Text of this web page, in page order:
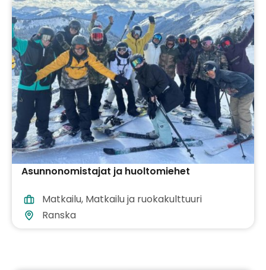
Asunnonomistajat ja huoltomiehet
Matkailu, Matkailu ja ruokakulttuuri
Ranska